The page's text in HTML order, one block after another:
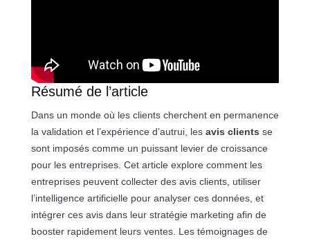
Résumé de l’article
Dans un monde où les clients cherchent en permanence
la validation et l’expérience d’autrui, les avis clients se
sont imposés comme un puissant levier de croissance
pour les entreprises. Cet article explore comment les
entreprises peuvent collecter des avis clients, utiliser
l’intelligence artificielle pour analyser ces données, et
intégrer ces avis dans leur stratégie marketing afin de
booster rapidement leurs ventes. Les témoignages de